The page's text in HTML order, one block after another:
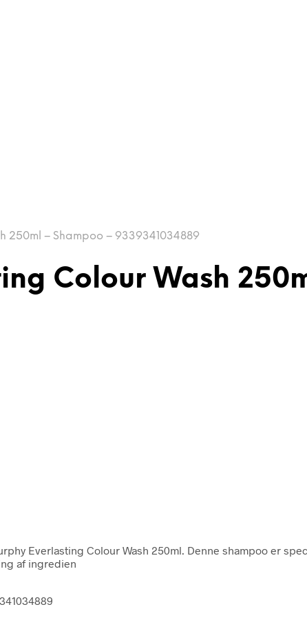
250ml – Shampoo – 9339341034889
Colour Wash
Everlasting Colour Wash 250ml. Denne shampoo er
af ingredien